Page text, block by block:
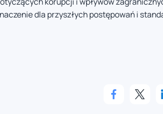
dla przyszłych postępowań i